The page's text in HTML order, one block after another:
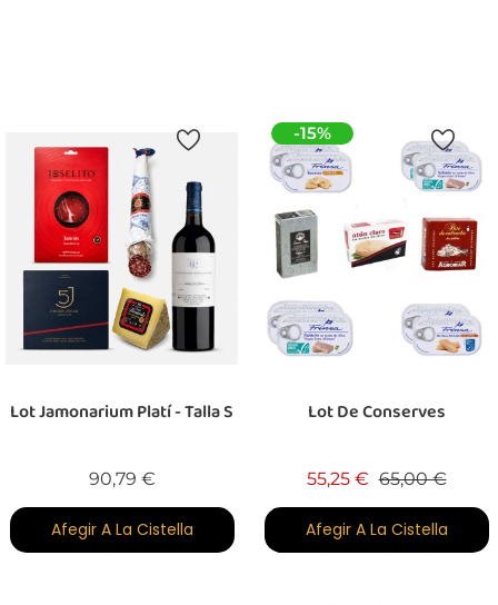
Lot Jamonarium Platí - Talla S
90,79 €Preu
Afegir A La Cistella
-15%
Lot De Conserves
55,25 € Preu base
65,00 €Preu
Afegir A La Cistella